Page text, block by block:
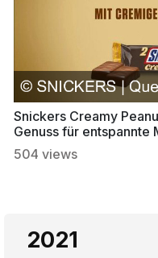
Snickers Creamy
Genuss für entspannte
504 views
2021